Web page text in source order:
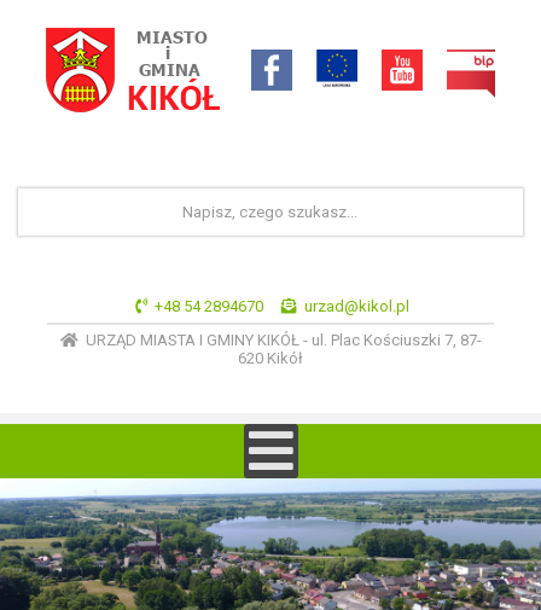
+48 54 2894670
urzad@kikol.pl
URZĄD MIASTA I GMINY KIKÓŁ - ul. Plac Kościuszki 7, 87-
620 Kikół